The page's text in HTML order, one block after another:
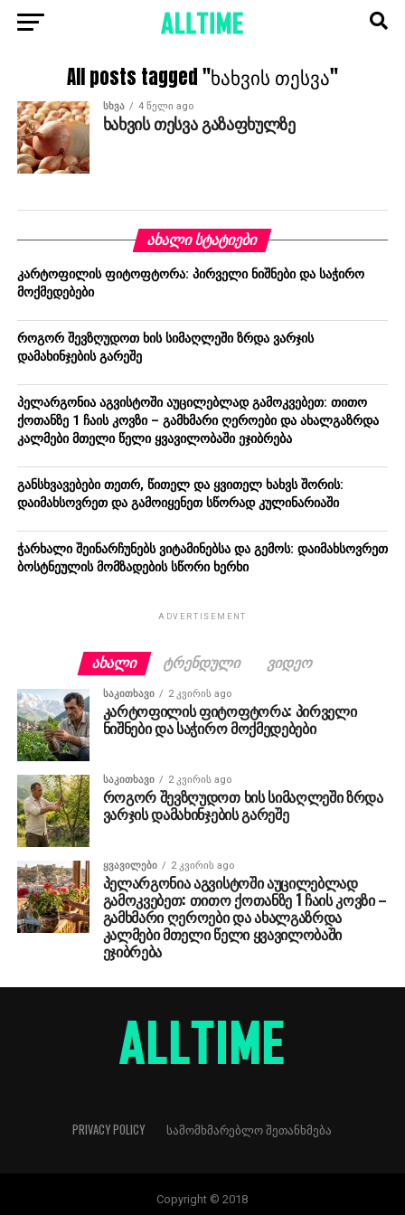
All posts tagged "ხახვის თესვა"
ᲡᲮᲕᲐ 4 წელი ago
ხახვის თესვა გაზაფხულზე
ᲐᲮᲐᲚᲘ ᲡᲢᲐᲢᲘᲔᲑᲘ
კარტოფილის ფიტოფტორა: პირველი ნიშნები და საჭირო
მოქმედებები
როგორ შევზღუდოთ ხის სიმაღლეში ზრდა ვარჯის
დამახინჯების გარეშე
პელარგონია აგვისტოში აუცილებლად გამოკვებეთ: თითო
ქოთანზე 1 ჩაის კოვზი – გამხმარი ღეროები და ახალგაზრდა
კალმები მთელი წელი ყვავილობაში ეჯიბრება
განსხვავებები თეთრ, წითელ და ყვითელ ხახვს შორის:
დაიმახსოვრეთ და გამოიყენეთ სწორად კულინარიაში
ჭარხალი შეინარჩუნებს ვიტამინებსა და გემოს: დაიმახსოვრეთ
ბოსტნეულის მომზადების სწორი ხერხი
ADVERTISEMENT
ᲐᲮᲐᲚᲘ ᲢᲠᲔᲜᲓᲣᲚᲘ ᲕᲘᲓᲔᲝ
ᲡᲐᲙᲘᲗᲮᲐᲕᲘ 2 კვირის ago
კარტოფილის ფიტოფტორა: პირველი
ნიშნები და საჭირო მოქმედებები
ᲡᲐᲙᲘᲗᲮᲐᲕᲘ 2 კვირის ago
როგორ შევზღუდოთ ხის სიმაღლეში ზრდა
ვარჯის დამახინჯების გარეშე
ᲧᲕᲐᲕᲘᲚᲔᲑᲘ 2 კვირის ago
პელარგონია აგვისტოში აუცილებლად
გამოკვებეთ: თითო ქოთანზე 1 ჩაის კოვზი –
გამხმარი ღეროები და ახალგაზრდა
კალმები მთელი წელი ყვავილობაში
ეჯიბრება
PRIVACY POLICY ᲡᲐᲛᲝᲛᲮᲛᲐᲠᲔᲑᲚᲝ ᲨᲔᲗᲐᲜᲮᲛᲔᲑᲐ
Copyright © 2018